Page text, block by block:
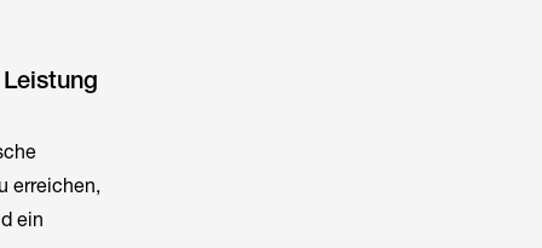
erreichen,
ein